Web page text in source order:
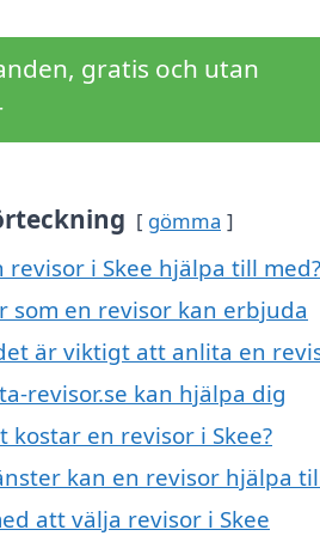
gratis och utan
gömma
revisor i Skee hjälpa till med?
som en revisor kan erbjuda
är viktigt att anlita en
revisor.se kan hjälpa dig
kostar en revisor i Skee?
kan en revisor hjälpa
att välja revisor i Skee